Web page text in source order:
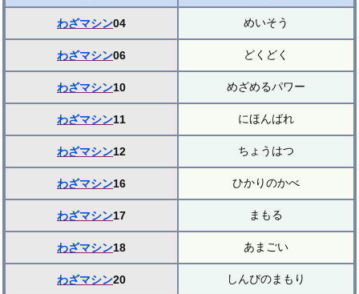
わざマシン04 めいそう
わざマシン06 どくどく
わざマシン10 めざめるパワー
わざマシン11 にほんばれ
わざマシン12 ちょうはつ
わざマシン16 ひかりのかべ
わざマシン17 まもる
わざマシン18 あまごい
わざマシン20 しんぴのまもり